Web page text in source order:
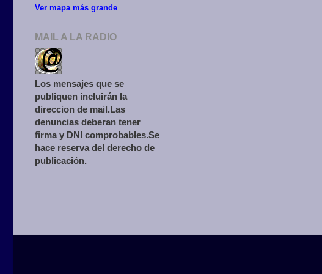
Ver mapa más grande
MAIL A LA RADIO
Los mensajes que se
publiquen incluirán la
direccion de mail.Las
denuncias deberan tener
firma y DNI comprobables.Se
hace reserva del derecho de
publicación.